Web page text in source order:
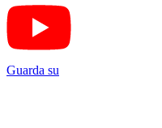
Guarda su